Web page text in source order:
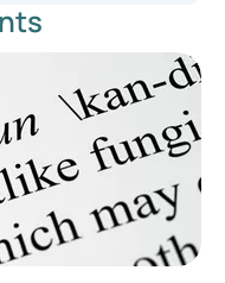
bloeddruk/hoge-
te-verlagen/dash-
dash-diet